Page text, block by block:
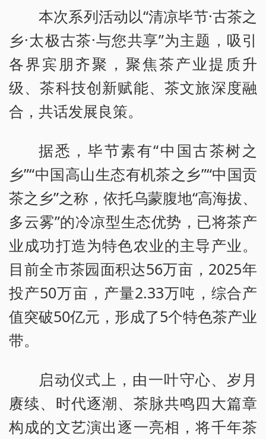
本次系列活动以“清凉毕节·古茶之
乡·太极古茶·与您共享”为主题，吸引
各界宾朋齐聚，聚焦茶产业提质升
级、茶科技创新赋能、茶文旅深度融
合，共话发展良策。
据悉，毕节素有“中国古茶树之
乡”“中国高山生态有机茶之乡”“中国贡
茶之乡”之称，依托乌蒙腹地“高海拔、
多云雾”的冷凉型生态优势，已将茶产
业成功打造为特色农业的主导产业。
目前全市茶园面积达56万亩，2025年
投产50万亩，产量2.33万吨，综合产
值突破50亿元，形成了5个特色茶产业
带。
启动仪式上，由一叶守心、岁月
赓续、时代逐潮、茶脉共鸣四大篇章
构成的文艺演出逐一亮相，将千年茶